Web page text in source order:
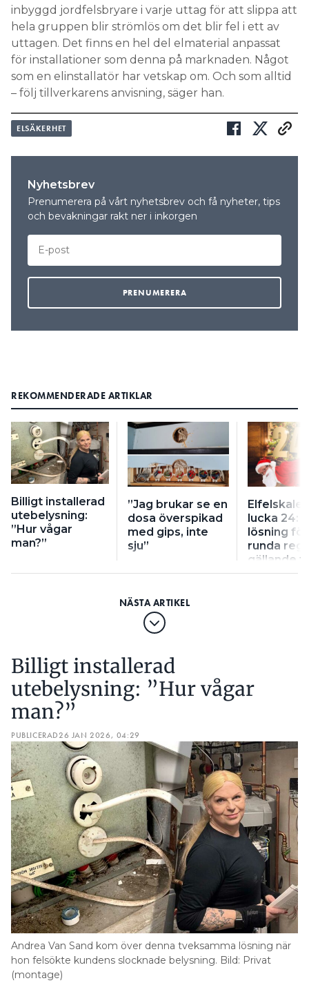
inbyggd jordfelsbryare i varje uttag för att slippa att
hela gruppen blir strömlös om det blir fel i ett av
uttagen. Det finns en hel del elmaterial anpassat
för installationer som denna på marknaden. Något
som en elinstallatör har vetskap om. Och som alltid
– följ tillverkarens anvisning, säger han.
ELSÄKERHET
Nyhetsbrev
Prenumerera på vårt nyhetsbrev och få nyheter, tips
och bevakningar rakt ner i inkorgen
REKOMMENDERADE ARTIKLAR
Billigt installerad
utebelysning:
”Hur vågar
man?”
”Jag brukar se en
dosa överspikad
med gips, inte
sju”
lucka 24:
lösning
runda
gällande
Billigt installerad
utebelysning: ”Hur vågar
man?”
PUBLICERAD26 JAN 2026, 04:29
Andrea Van Sand kom över denna tveksamma lösning när
hon felsökte kundens slocknade belysning. Bild: Privat
(montage)